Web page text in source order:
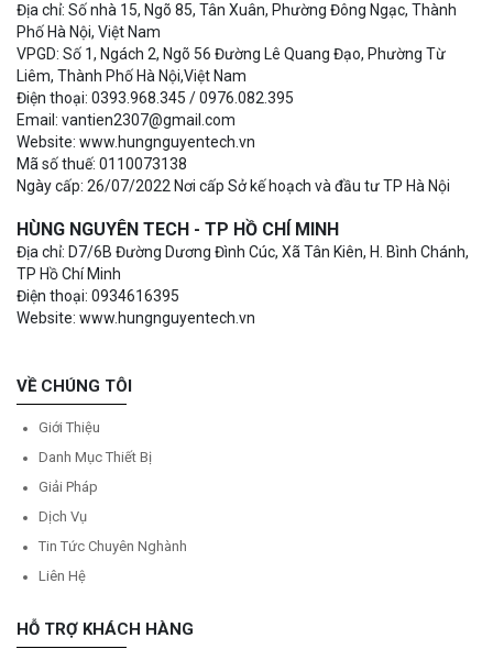
Địa chỉ: Số nhà 15, Ngõ 85, Tân Xuân, Phường Đông Ngạc, Thành
Phố Hà Nội, Việt Nam
VPGD: Số 1, Ngách 2, Ngõ 56 Đường Lê Quang Đạo, Phường Từ
Liêm, Thành Phố Hà Nội,Việt Nam
Điện thoại: 0393.968.345 / 0976.082.395
Email: vantien2307@gmail.com
Website: www.hungnguyentech.vn
Mã số thuế: 0110073138
Ngày cấp: 26/07/2022 Nơi cấp Sở kế hoạch và đầu tư TP Hà Nội
HÙNG NGUYÊN TECH - TP HỒ CHÍ MINH
Địa chỉ: D7/6B Đường Dương Đình Cúc, Xã Tân Kiên, H. Bình Chánh,
TP Hồ Chí Minh
Điện thoại: 0934616395
Website: www.hungnguyentech.vn
VỀ CHÚNG TÔI
Giới Thiệu
Danh Mục Thiết Bị
Giải Pháp
Dịch Vụ
Tin Tức Chuyên Nghành
Liên Hệ
HỖ TRỢ KHÁCH HÀNG